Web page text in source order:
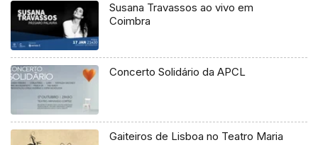
Susana Travassos ao vivo em
Coimbra
Concerto Solidário da APCL
Gaiteiros de Lisboa no Teatro Maria